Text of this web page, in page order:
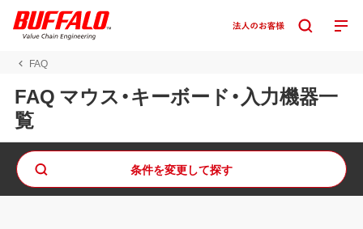
FAQ
FAQ マウス・キーボード・入力機器一
覧
条件を変更して探す